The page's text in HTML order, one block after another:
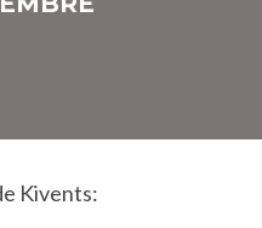
Kivents: